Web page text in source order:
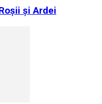
și Ardei